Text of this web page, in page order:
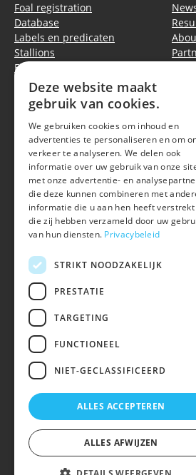
Foal registration
Database
Labels en predicaten
Stallions
Events
Privacy policy Cookie policy
BWP
Waversebaan 99
B-3050 OUD-HEVERLEE
+32 (0) 16 47 99 80
info@belgian-warmblood.com
VAT BE 0410.346.424
IBAN BE40 7364 0368 4863
Open every working day: 9u-
Follow us
Deze website maakt
gebruik van cookies.
We gebruiken cookies om inhoud en
advertenties te personaliseren en om
verkeer te analyseren. We delen ook
informatie over uw gebruik van onze
met onze advertentie- en
die deze kunnen combineren met
informatie die u aan hen heeft
die zij hebben verzameld door uw
van hun diensten. Privacybeleid
STRIKT NOODZAKELIJK
PRESTATIE
TARGETING
FUNCTIONEEL
NIET-GECLASSIFICEERD
ALLES ACCEPTEREN
ALLES AFWIJZEN